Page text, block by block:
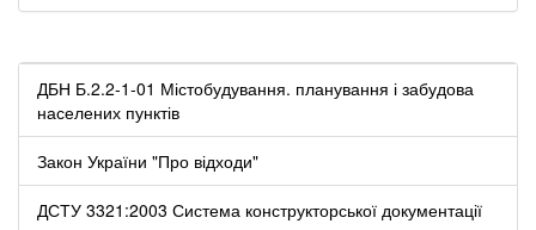
ДБН Б.2.2-1-01 Містобудування. планування і забудова
населених пунктів
Закон України "Про відходи"
ДСТУ 3321:2003 Система конструкторської документації